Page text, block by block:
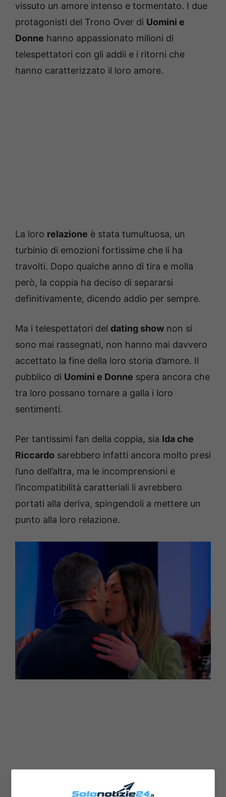
vissuto un amore intenso e tormentato. I due
protagonisti del Trono Over di Uomini e
Donne hanno appassionato milioni di
telespettatori con gli addii e i ritorni che
hanno caratterizzato il loro amore.
La loro relazione è stata tumultuosa, un
turbinio di emozioni fortissime che li ha
travolti. Dopo qualche anno di tira e molla
però, la coppia ha deciso di separarsi
definitivamente, dicendo addio per sempre.
Ma i telespettatori del dating show non si
sono mai rassegnati, non hanno mai davvero
accettato la fine della loro storia d’amore. Il
pubblico di Uomini e Donne spera ancora che
tra loro possano tornare a galla i loro
sentimenti.
Per tantissimi fan della coppia, sia Ida che
Riccardo sarebbero infatti ancora molto presi
l’uno dell’altra, ma le incomprensioni e
l’incompatibilità caratteriali li avrebbero
portati alla deriva, spingendoli a mettere un
punto alla loro relazione.